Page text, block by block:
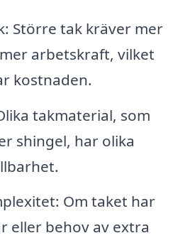
Större tak kräver mer
arbetskraft, vilket
kostnaden.
takmaterial, som
shingel, har olika
Om taket har
eller behov av extra